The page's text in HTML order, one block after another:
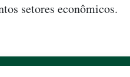
setores econômicos.